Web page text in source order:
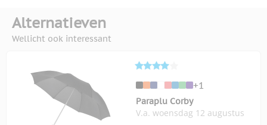
Alternatieven
Wellicht ook interessant
+1
Paraplu Corby
V.a. woensdag 12 augustus